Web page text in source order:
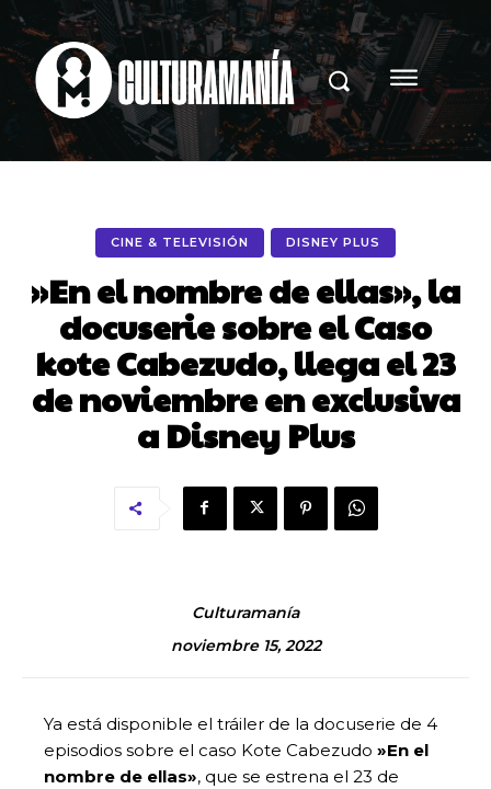
CINE & TELEVISIÓN DISNEY PLUS
»En el nombre de ellas», la
docuserie sobre el Caso
kote Cabezudo, llega el 23
de noviembre en exclusiva
a Disney Plus
Culturamanía
noviembre 15, 2022
Ya está disponible el tráiler de la docuserie de 4
episodios sobre el caso Kote Cabezudo »En el
nombre de ellas», que se estrena el 23 de